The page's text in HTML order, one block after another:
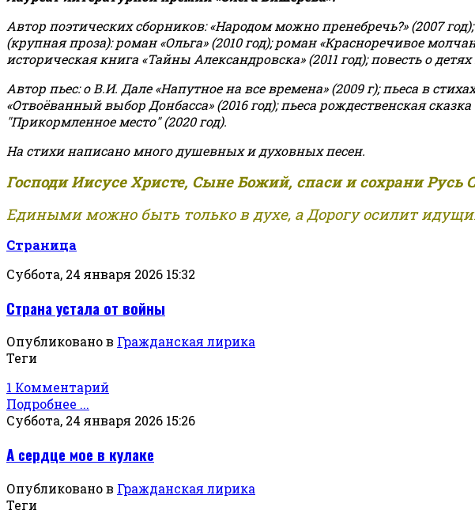
Автор поэтических сборников: «Народом можно пренебречь?» (2007
(крупная проза): роман «Ольга» (2010 год); роман «Красноречивое
историческая книга «Тайны Александровска» (2011 год); повесть о
Автор пьес: о В.И. Дале «Напутное на все времена» (2009 г); пьеса в
«Отвоёванный выбор Донбасса» (2016 год); пьеса рождественская
"Прикормленное место" (2020 год).
На стихи написано много душевных и духовных песен.
Господи Иисусе Христе, Сыне Божий, спаси и сохрани
Едиными можно быть только в духе, а Дорогу осилит
Страница
Суббота, 24 января 2026 15:32
Страна устала от войны
Опубликовано в Гражданская лирика
Теги
1 Комментарий
Подробнее ...
Суббота, 24 января 2026 15:26
А сердце мое в кулаке
Опубликовано в Гражданская лирика
Теги